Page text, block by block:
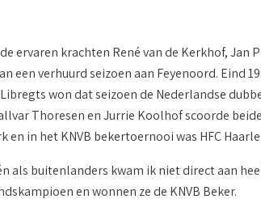
ervaren krachten René van de Kerkhof, Jan
een verhuurd seizoen aan Feyenoord. Eind
won dat seizoen de Nederlandse
Thoresen en Jurrie Koolhof scoorde
in het KNVB bekertoernooi was HFC
als buitenlanders kwam ik niet direct aan
en wonnen ze de KNVB Beker.